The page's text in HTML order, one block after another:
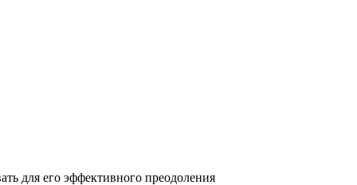
для его эффективного преодоления